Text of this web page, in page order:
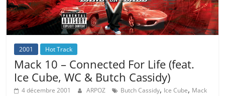
2001 Hot Track
Mack 10 – Connected For Life (feat.
Ice Cube, WC & Butch Cassidy)
4 décembre 2001 ARPOZ Butch Cassidy, Ice Cube, Mack